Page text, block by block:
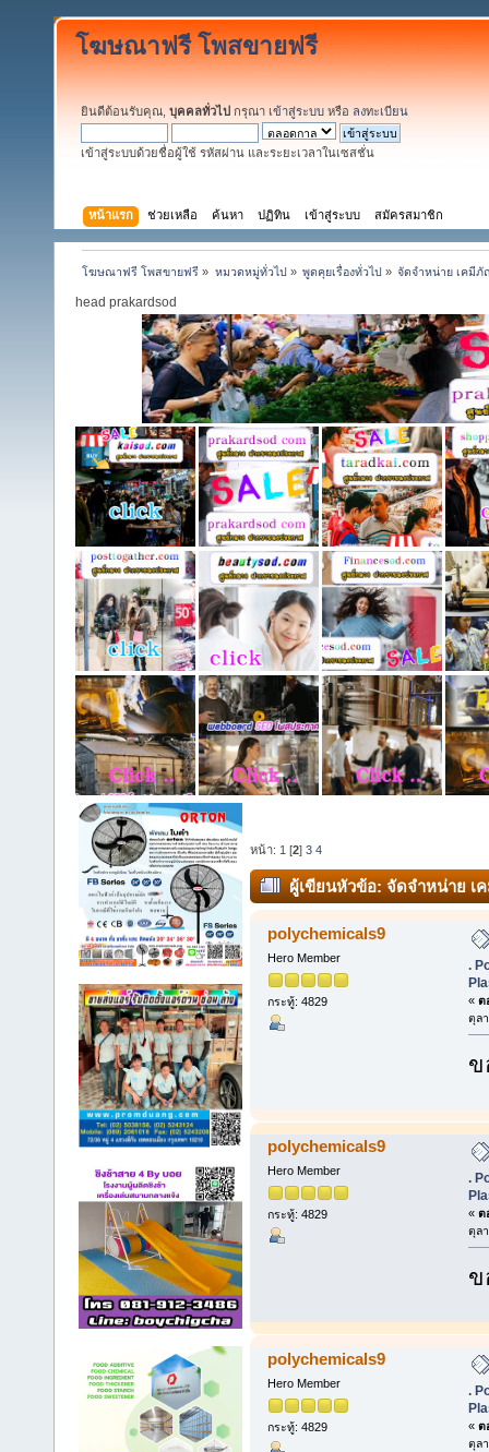
โฆษณาฟรี โพสขายฟรี
ยินดีต้อนรับคุณ, บุคคลทั่วไป กรุณา เข้าสู่ระบบ หรือ ลงทะเบียน
เข้าสู่ระบบด้วยชื่อผู้ใช้ รหัสผ่าน และระยะเวลาในเซสชั่น
หน้าแรก ช่วยเหลือ ค้นหา ปฏิทิน เข้าสู่ระบบ สมัครสมาชิก
โฆษณาฟรี โพสขายฟรี » หมวดหมู่ทั่วไป» พูดคุยเรื่องทั่วไป» จัดจำหน่าย เคมีภั
head prakardsod
หน้า: 1 [2] 3 4
ผู้เขียนหัวข้อ: จัดจำหน่าย เ
polychemicals9
Hero Member
กระทู้: 4829
.
« ต
ตุล
ข
polychemicals9
Hero Member
กระทู้: 4829
.
« ต
ตุล
ข
polychemicals9
Hero Member
กระทู้: 4829
.
« ต
ตุล